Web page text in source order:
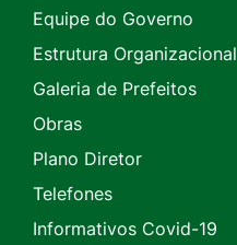
Equipe do Governo
Estrutura Organizacional
Galeria de Prefeitos
Obras
Plano Diretor
Telefones
Informativos Covid-19